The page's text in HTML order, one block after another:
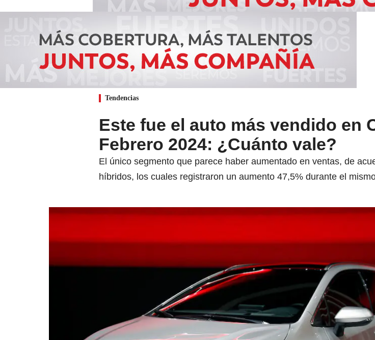
Tendencias
Este fue el auto más vendido en
Febrero 2024: ¿Cuánto vale?
El único segmento que parece haber aumentado en ventas, de
híbridos, los cuales registraron un aumento 47,5% durante el